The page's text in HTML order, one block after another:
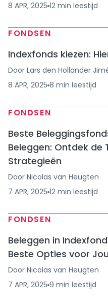
8 APR, 2025 12 min leestijd
FONDSEN
Indexfonds kiezen:
Door Lars den Hollander
8 APR, 2025 8 min leestijd
FONDSEN
Beste
Beleggen: Ontdek de
Strategieën
Door Nicolas van Heugten
7 APR, 2025 12 min leestijd
FONDSEN
Beleggen in
Beste Opties voor
Door Nicolas van Heugten
7 APR, 2025 9 min leestijd